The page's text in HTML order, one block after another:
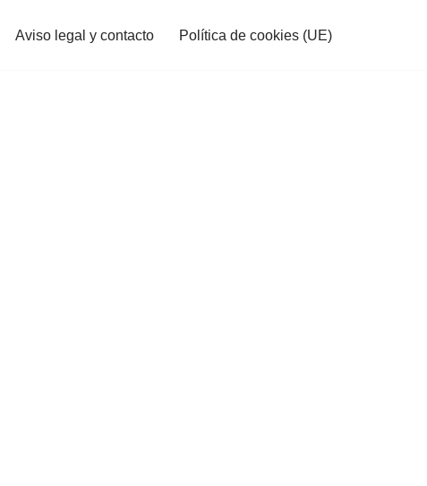
Aviso legal y contacto Política de cookies (UE)